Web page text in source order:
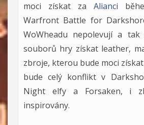
moci získat za Alianci
Warfront Battle for
WoWheadu nepolevují a
souborů hry získat leather,
zbroje, kterou bude moci
bude celý konflikt v
Night elfy a Forsaken, i
inspirovány.